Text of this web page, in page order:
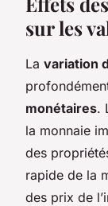
sur les
La variation
monétaires.
la monnaie
des
rapide de la
des prix de